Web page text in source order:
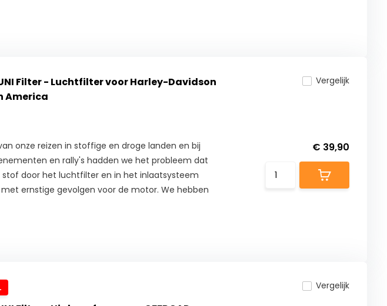
Filter - Luchtfilter voor Harley-Davidson
America
onze reizen in stoffige en droge landen en bij
en rally's hadden we het probleem dat
stof door het luchtfilter en in het inlaatsysteem
ernstige gevolgen voor de motor. We hebben
Vergelijk
€ 39,90
Vergelijk